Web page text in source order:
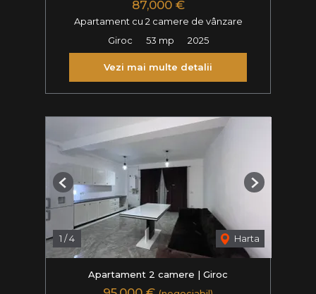
87,000 €
Apartament cu 2 camere de vânzare
Giroc
53 mp 2025
Vezi mai multe detalii
1 /4 Harta
Previous Next
Apartament 2 camere | Giroc